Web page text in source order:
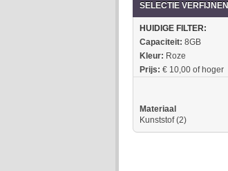
SELECTIE VERFIJNEN
HUIDIGE FILTER:
Capaciteit: 8GB
Kleur: Roze
Prijs: € 10,00 of hoger
Materiaal
Kunststof(2)